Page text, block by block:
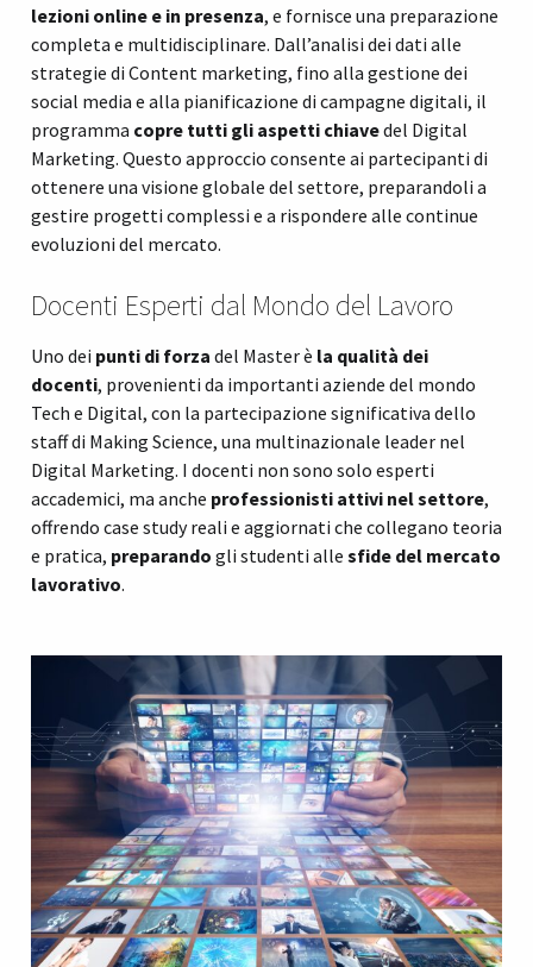
lezioni online e in presenza, e fornisce una preparazione
completa e multidisciplinare. Dall’analisi dei dati alle
strategie di Content marketing, fino alla gestione dei
social media e alla pianificazione di campagne digitali, il
programma copre tutti gli aspetti chiavedel Digital
Marketing. Questo approccio consente ai partecipanti di
ottenere una visione globale del settore, preparandoli a
gestire progetti complessi e a rispondere alle continue
evoluzioni del mercato.
Docenti Esperti dal Mondo del Lavoro
Uno dei punti di forza del Master è la qualità dei
docenti, provenienti da importanti aziende del mondo
Tech e Digital, con la partecipazione significativa dello
staff di Making Science, una multinazionale leader nel
Digital Marketing. I docenti non sono solo esperti
accademici, ma anche professionisti attivi nel settore,
offrendo case study reali e aggiornati che collegano teoria
e pratica, preparando gli studenti alle sfide del mercato
lavorativo.